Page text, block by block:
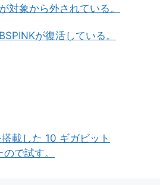
対象から外されている。
が復活している。
載した 10 ギガビット
で試す。